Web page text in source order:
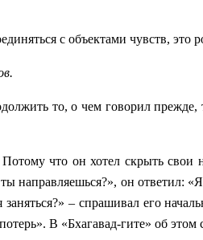
с объектами чувств,
то, о чем говорил
что он хотел скрыть свои
направляешься?», он ответил:
– спрашивал его
В «Бхагавад-гите» об этом